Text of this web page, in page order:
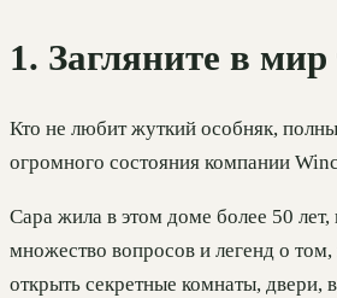
1. Загляните в
Кто не любит жуткий особняк,
огромного состояния компании
Сара жила в этом доме более 50
множество вопросов и легенд о
открыть секретные комнаты, двери,